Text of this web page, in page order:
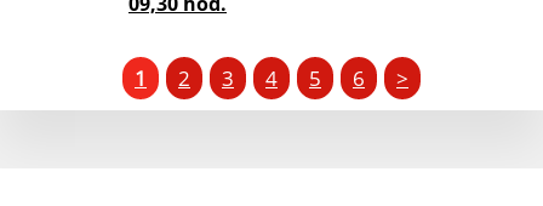
1 2 3 4 5 6 >